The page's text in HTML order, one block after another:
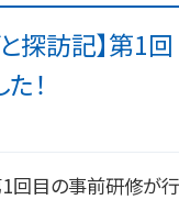
探訪記】第1
！
1回目の事前研修が